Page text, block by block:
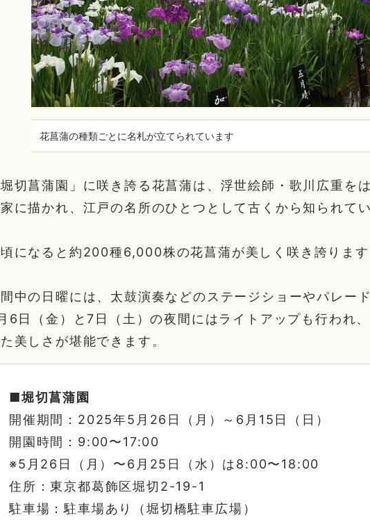
花菖蒲の種類ごとに名札が立てられています
堀切菖蒲園」に咲き誇る花菖蒲は、浮世絵師・歌川広重を
に描かれ、江戸の名所のひとつとして古くから知られてい
頃になると約200種6,000株の花菖蒲が美しく咲き誇ります
中の日曜には、太鼓演奏などのステージショーやパレー
6日（金）と7日（土）の夜間にはライトアップも行われ
美しさが堪能できます。
■堀切菖蒲園
開催期間：2025年5月26日（月）～6月15日（日）
開園時間：9:00〜17:00
※5月26日（月）〜6月25日（水）は8:00〜18:00
住所：東京都葛飾区堀切2-19-1
駐車場：駐車場あり（堀切橋駐車広場）